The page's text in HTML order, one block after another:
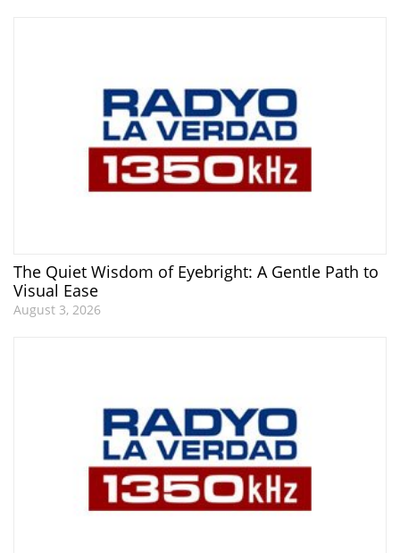
The Quiet Wisdom of Eyebright: A Gentle Path to
Visual Ease
August 3, 2026